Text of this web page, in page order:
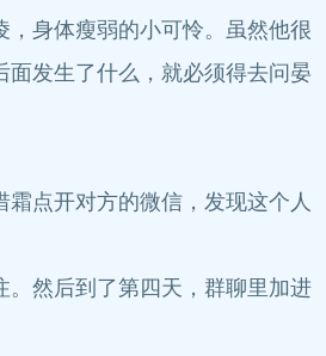
身体瘦弱的小可怜。虽然他很
发生了什么，就必须得去问晏
点开对方的微信，发现这个人
然后到了第四天，群聊里加进